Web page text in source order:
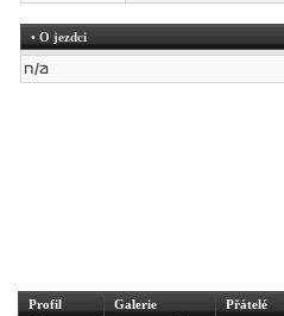
• O jezdci
n/a
Profil Galerie Přátelé